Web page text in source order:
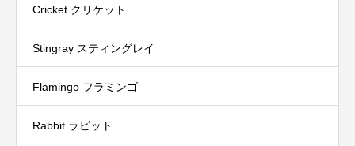
Cricket クリケット
Stingray スティングレイ
Flamingo フラミンゴ
Rabbit ラビット